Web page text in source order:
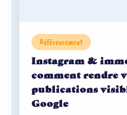
Référencement
Instagram &
comment rendre
publications
Google